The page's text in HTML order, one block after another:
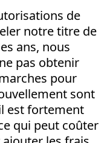
de
notre titre de
ans, nous
pas obtenir
pour
sont
est fortement
qui peut coûter